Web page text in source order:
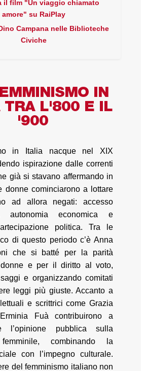
il film "Un viaggio chiamato
amore" su RaiPlay
Campana nelle Biblioteche
Civiche
IN
TRA L'800 E IL
'900
in Italia nacque nel XIX
ispirazione dalle correnti
già si stavano affermando in
donne cominciarono a lottare
ad allora negati: accesso
autonomia economica e
politica. Tra le
di questo periodo c’è Anna
che si batté per la parità
e per il diritto al voto,
e organizzando comitati
leggi più giuste. Accanto a
e scrittrici come Grazia
Fuà contribuirono a
l’opinione pubblica sulla
combinando la
con l’impegno culturale.
del femminismo italiano non